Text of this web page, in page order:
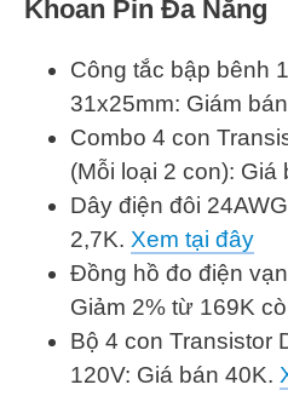
Khoan Pin Đa Năng
Công tắc bập bênh
31x25mm: Giám
Combo 4 con
(Mỗi loại 2 con): Giá
Dây điện đôi
2,7K. Xem tại đây
Đồng hồ đo điện
Giảm 2% từ 169K
Bộ 4 con Transistor
120V: Giá bán 40K.